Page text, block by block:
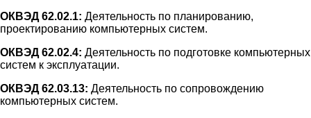
ОКВЭД 62.02.1: Деятельность по планированию,
проектированию компьютерных систем.
ОКВЭД 62.02.4: Деятельность по подготовке компьютерных
систем к эксплуатации.
ОКВЭД 62.03.13: Деятельность по сопровождению
компьютерных систем.